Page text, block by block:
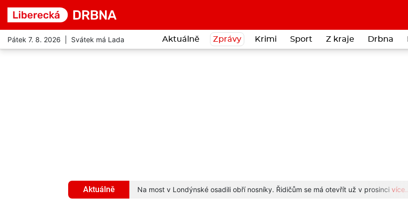
Pátek 7. 8. 2026 | Svátek má Lada Aktuálně Zprávy Krimi Sport Z kraje Drbna
Aktuálně
Uvízly mu v zobáku, bojoval o život více...Na most v Londýnské osadili obří nosníky. Řidičům se má otevřít už v prosinci více...